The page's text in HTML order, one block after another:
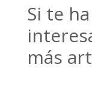
Si te
más